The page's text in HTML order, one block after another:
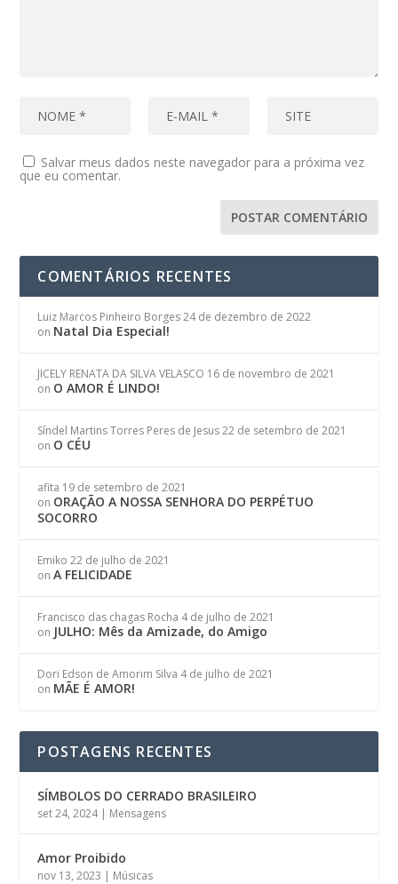
Salvar meus dados neste navegador para a próxima vez
que eu comentar.
COMENTÁRIOS RECENTES
Luiz Marcos Pinheiro Borges 24 de dezembro de 2022
on Natal Dia Especial!
JICELY RENATA DA SILVA VELASCO 16 de novembro de 2021
on O AMOR É LINDO!
Síndel Martins Torres Peres de Jesus 22 de setembro de 2021
on O CÉU
afita 19 de setembro de 2021
on ORAÇÃO A NOSSA SENHORA DO PERPÉTUO
SOCORRO
Emiko 22 de julho de 2021
onA FELICIDADE
Francisco das chagas Rocha 4 de julho de 2021
on JULHO: Mês da Amizade, do Amigo
Dori Edson de Amorim Silva 4 de julho de 2021
on MÃE É AMOR!
POSTAGENS RECENTES
SÍMBOLOS DO CERRADO BRASILEIRO
set 24, 2024| Mensagens
Amor Proibido
nov 13, 2023 | Músicas